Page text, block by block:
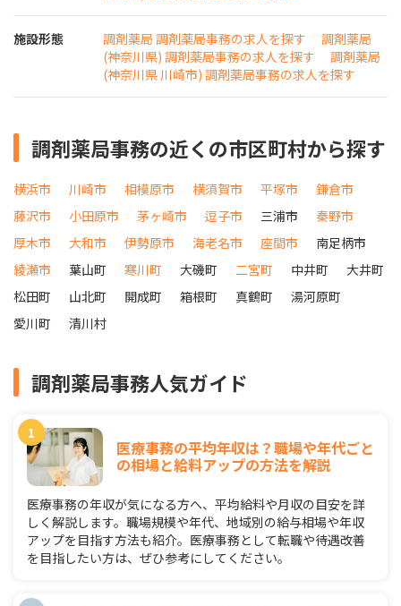
施設形態 調剤薬局 調剤薬局事務の求人を探す
調剤薬局
(神奈川県) 調剤薬局事務の求人を探す
調剤薬局
(神奈川県 川崎市) 調剤薬局事務の求人を探す
調剤薬局事務の近くの市区町村から探す
横浜市 川崎市 相模原市 横須賀市 平塚市
鎌倉市
藤沢市
小田原市 茅ヶ崎市 逗子市 三浦市
秦野市
厚木市
大和市 伊勢原市 海老名市 座間市
南足柄市
綾瀬市
葉山町 寒川町 大磯町 二宮町 中井町
大井町
松田町
山北町 開成町 箱根町 真鶴町
湯河原町
愛川町
清川村
調剤薬局事務人気ガイド
医療事務の平均年収は？職場や年代ごと
の相場と給料アップの方法を解説
医療事務の年収が気になる方へ、平均給料や月収の目安を詳
しく解説します。職場規模や年代、地域別の給与相場や年収
アップを目指す方法も紹介。医療事務として転職や待遇改善
を目指したい方は、ぜひ参考にしてください。